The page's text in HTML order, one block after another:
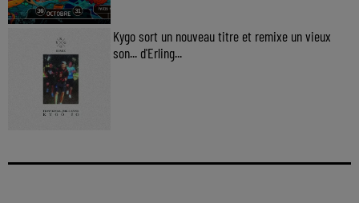
Kygo sort un nouveau titre et remixe un vieux
son... d'Erling...